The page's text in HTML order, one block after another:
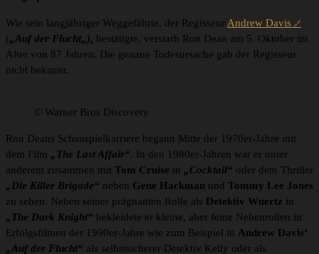
Wie sein langjähriger Weggefährte, der RegisseurAndrew Davis
(„Auf der Flucht„), bestätigte, verstarb Ron Dean am 5. Oktober im
Alter von 87 Jahren. Die genaue Todesursache gab der Regisseur
nicht bekannt.
© Warner Bros Discovery
Ron Deans Schauspielkarriere begann Mitte der 1970er-Jahre mit
dem Film „The Last Affair“. In den 1980er-Jahren war er unter
anderem zusammen mit Tom Cruise in „Cocktail“ oder dem Thriller
„Die Killer Brigade“ neben Gene Hackman und Tommy Lee Jones
zu sehen. Neben seiner prägnanten Rolle als Detektiv Wuertz in
„The Dark Knight“ bekleidete er kleine, aber feine Nebenrollen in
Erfolgsfilmen der 1990er-Jahre wie zum Beispiel in Andrew Davis‘
„Auf der Flucht“ als selbstsicherer Detektiv Kelly oder als